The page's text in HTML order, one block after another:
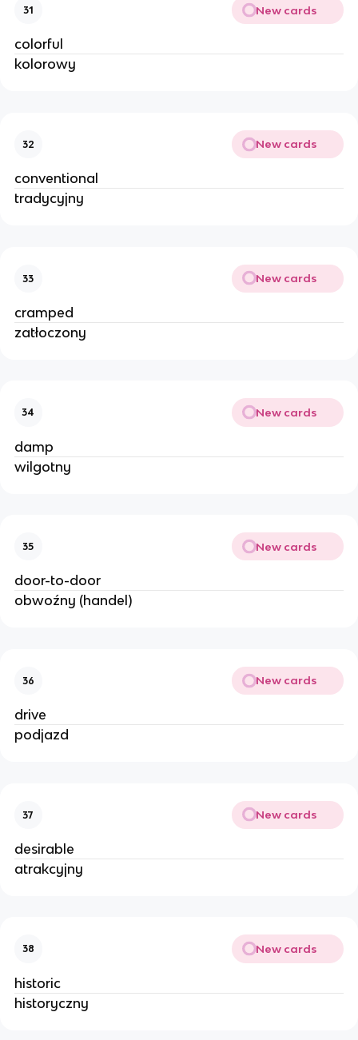
31 New cards
colorful
kolorowy
32 New cards
conventional
tradycyjny
33 New cards
cramped
zatłoczony
34 New cards
damp
wilgotny
35 New cards
door-to-door
obwoźny (handel)
36 New cards
drive
podjazd
37 New cards
desirable
atrakcyjny
38 New cards
historic
historyczny